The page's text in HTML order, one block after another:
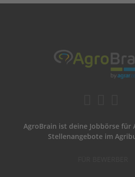
AgroBrain ist deine Jobbörse für
Stellenangebote im